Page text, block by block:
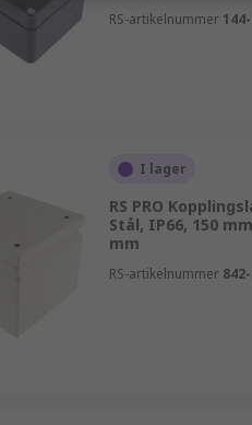
RS-artikelnummer
I lager
RS PRO
Stål, IP66, 150
mm
RS-artikelnummer